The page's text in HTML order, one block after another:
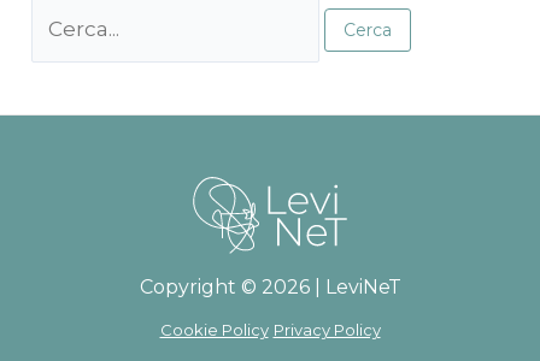
Copyright © 2026 | LeviNeT
Cookie Policy Privacy Policy